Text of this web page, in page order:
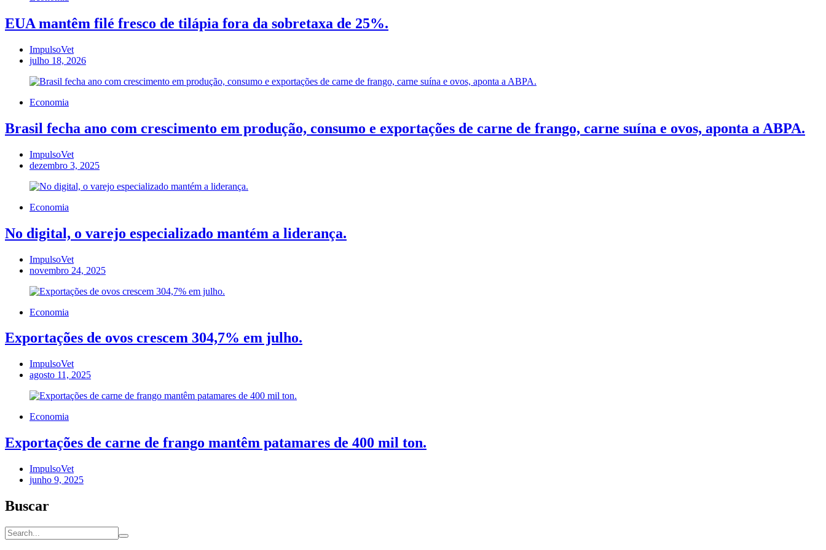
EUA mantêm filé fresco de tilápia fora da sobretaxa de 25%.
ImpulsoVet
julho 18, 2026
Economia
Brasil fecha ano com crescimento em produção, consumo e exportações de carne de frango, carne suína e ovos, aponta a ABPA.
ImpulsoVet
dezembro 3, 2025
Economia
No digital, o varejo especializado mantém a liderança.
ImpulsoVet
novembro 24, 2025
Economia
Exportações de ovos crescem 304,7% em julho.
ImpulsoVet
agosto 11, 2025
Economia
Exportações de carne de frango mantêm patamares de 400 mil ton.
ImpulsoVet
junho 9, 2025
Buscar